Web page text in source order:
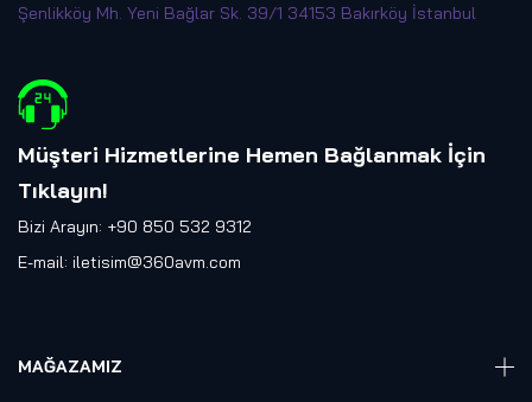
Şenlikköy Mh. Yeni Bağlar Sk. 39/1 34153 Bakırköy İstanbul
Müşteri Hizmetlerine Hemen Bağlanmak İçin
Tıklayın!
Bizi Arayın: +90 850 532 9312
E-mail: iletisim@360avm.com
MAĞAZAMIZ